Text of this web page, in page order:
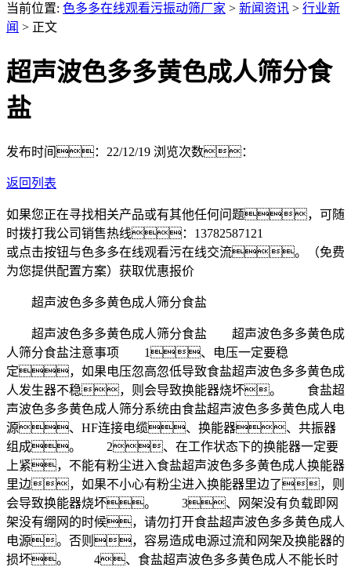
当前位置: 色多多在线观看污振动筛厂家 > 新闻资讯 > 行业新
闻 > 正文
超声波色多多黄色成人筛分食
盐
发布时间：22/12/19 浏览次数：
返回列表
如果您正在寻找相关产品或有其他任何问题，可随
时拨打我公司销售热线： 13782587121
或点击按钮与色多多在线观看污在线交流。（免费
为您提供配置方案） 获取优惠报价
超声波色多多黄色成人筛分食盐
超声波色多多黄色成人筛分食盐 超声波色多多黄色成
人筛分食盐注意事项 1、电压一定要稳
定，如果电压忽高忽低导致食盐超声波色多多黄色成
人发生器不稳，则会导致换能器烧坏。 食盐超
声波色多多黄色成人筛分系统由食盐超声波色多多黄色成人电
源、HF连接电缆、换能器、共振器
组成。 2、在工作状态下的换能器一定要
上紧，不能有粉尘进入食盐超声波色多多黄色成人换能器
里边，如果不小心有粉尘进入换能器里边了，则
会导致换能器烧坏。 3、网架没有负载即网
架没有绷网的时候，请勿打开食盐超声波色多多黄色成人
电源。否则，容易造成电源过流和网架及换能器的
损坏。 4、食盐超声波色多多黄色成人不能长时